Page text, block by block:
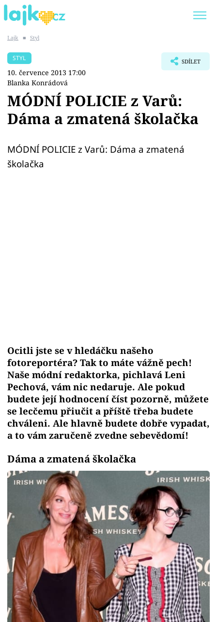
SHOPAHOLICADEL
Témata
Showbyznys
Youtubeři
Lajk ■ Styl
STYL
10. července 2013 17:00
Blanka Konrádová
SDÍLET
MÓDNÍ POLICIE z Varů:
Dáma a zmatená školačka
MÓDNÍ POLICIE z Varů: Dáma a zmatená
školačka
Ocitli jste se v hledáčku našeho
fotoreportéra? Tak to máte vážně pech!
Naše módní redaktorka, pichlavá Leni
Pechová, vám nic nedaruje. Ale pokud
budete její hodnocení číst pozorně, můžete
se lecčemu přiučit a příště třeba budete
chváleni. Ale hlavně budete dobře vypadat,
a to vám zaručeně zvedne sebevědomí!
Dáma a zmatená školačka